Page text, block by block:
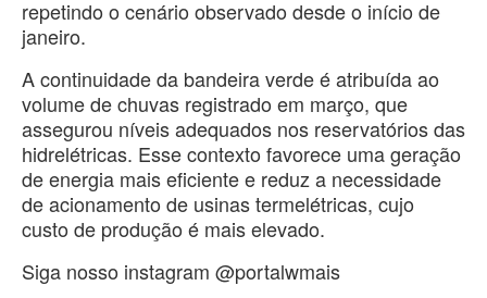
repetindo o cenário observado desde o início de
janeiro.
A continuidade da bandeira verde é atribuída ao
volume de chuvas registrado em março, que
assegurou níveis adequados nos reservatórios das
hidrelétricas. Esse contexto favorece uma geração
de energia mais eficiente e reduz a necessidade
de acionamento de usinas termelétricas, cujo
custo de produção é mais elevado.
Siga nosso instagram @portalwmais